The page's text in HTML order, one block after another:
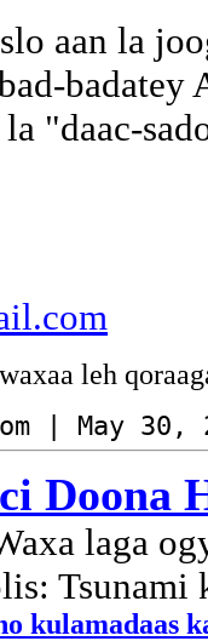
aan la
"daac-
leh
| May 30,
Doona
laga
Tsunami
kulamadaas